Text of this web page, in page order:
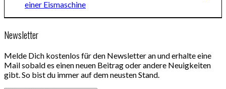
einer Eismaschine
Newsletter
Melde Dich kostenlos für den Newsletter an und erhalte eine
Mail sobald es einen neuen Beitrag oder andere Neuigkeiten
gibt. So bist du immer auf dem neusten Stand.